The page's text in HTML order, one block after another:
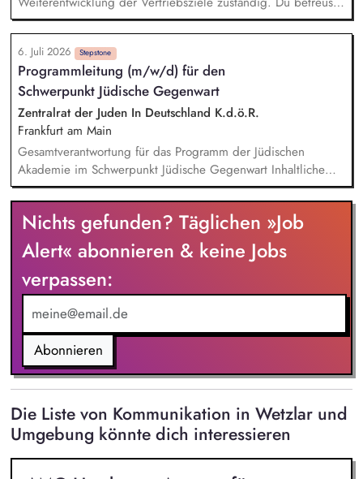
Finanzprodukte (Markt- und Wettbewerbsanalysen,
Präsentationen, konzeptionelle Mitarbeit).
und motivierst unsere aktiven Partner, führst Gespräche mit
Inhabern, Marktleitern und Geschäftsführern zur Analyse von
Potenzialen und strategischen Planung, knüpfst Kontakte auf
der Fläche und entwickelst unsere Fachhändler stetig weiter.
Die Gewinnung neuer Partner, diese emotional zu binden
und langfristig zu begleiten fällt ebenfalls in deinen
Aufgabenbereich. Du nimmst aktiv an Messen teil und führst
Motivationsveranstaltungen und Händlerschulungen durch.
6. Juli 2026 Stepstone
Programmleitung (m/w/d) für den
Schwerpunkt Jüdische Gegenwart
Zentralrat der Juden In Deutschland K.d.ö.R.
Frankfurt am Main
Gesamtverantwortung für das Programm der Jüdischen
Akademie im Schwerpunkt Jüdische Gegenwart Inhaltliche
Ausgestaltung, Entwicklung und Planung des Programms im
Schwerpunkt Jüdische Gegenwart unter Berücksichtigung der
Bedarfe der Zielgruppen, aktueller Diskurse und
forschungsrelevanter Fragestellungen Strategischer Ausbau
und aktive Pflege des Netzwerkes der Jüdischen Akademie
im Kontext der Programmentwicklung Entwicklung und
Umsetzung einer Diskurskultur, die die Jüdische Akademie als
Interaktions- und Begegnungsraum öffnet
Nichts gefunden? Täglichen »Job
Alert« abonnieren & keine Jobs
verpassen:
Abonnieren
Die Liste von Kommunikation in Wetzlar und
Umgebung könnte dich interessieren